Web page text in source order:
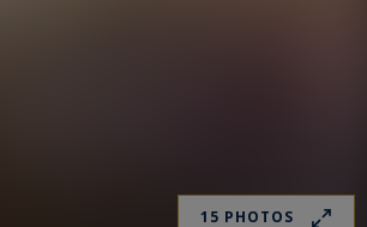
15 PHOTOS